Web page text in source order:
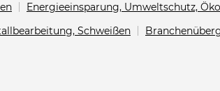
Energieeinsparung, Umweltschutz,
Schweißen